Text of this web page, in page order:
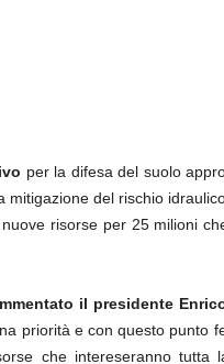
per la difesa del suolo
mitigazione del rischio
risorse per 25 milioni
il presidente
priorità e con questo punto
che intereseranno tutta